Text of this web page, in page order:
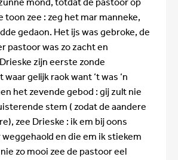
mond, totdat de pastoor op
zee : zeg het mar manneke,
gedaon. Het ijs was gebroke, de
pastoor was zo zacht en
zijn eerste zonde
waar gelijk raok want ‘t was ‘n
het zevende gebod : gij zult nie
stem ( zodat de aandere
zee Drieske : ik em bij oons
weggehaold en die em ik stiekem
zo mooi zee de pastoor eel